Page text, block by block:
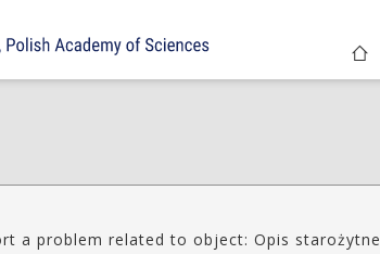
a problem related to object: Opis